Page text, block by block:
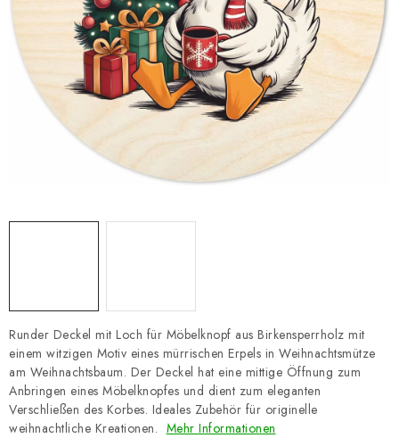
Datenschutzerklärung
Impressum
Runder Deckel mit Loch für Möbelknopf aus Birkensperrholz mit
einem witzigen Motiv eines mürrischen Erpels in Weihnachtsmütze
am Weihnachtsbaum. Der Deckel hat eine mittige Öffnung zum
Anbringen eines Möbelknopfes und dient zum eleganten
Verschließen des Korbes. Ideales Zubehör für originelle
weihnachtliche Kreationen. Mehr Informationen